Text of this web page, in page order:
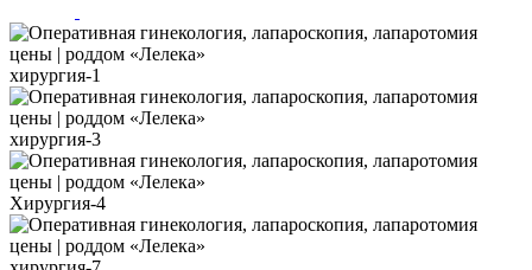
хирургия-1
хирургия-3
Хирургия-4